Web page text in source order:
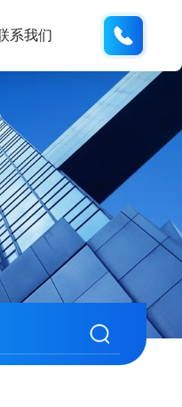
系我们